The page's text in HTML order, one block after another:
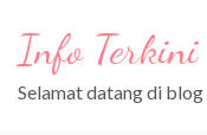
konten
(Tekan
Info Terkini
Selamat datang di